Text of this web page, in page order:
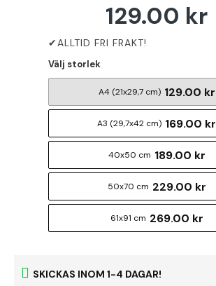
SKICKAS INOM 1-4 DAGAR!
129.00 kr
Välj storlek
A4 (21x29,7 cm) 129.00 kr
A3 (29,7x42 cm) 169.00 kr
40x50 cm 189.00 kr
50x70 cm 229.00 kr
61x91 cm 269.00 kr